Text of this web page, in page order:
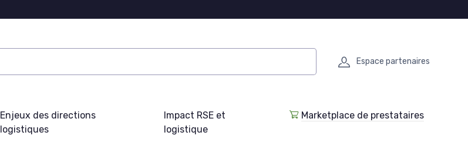
Espace partenaires
Enjeux des directions
logistiques
Impact RSE et
logistique
Marketplace de prestataires